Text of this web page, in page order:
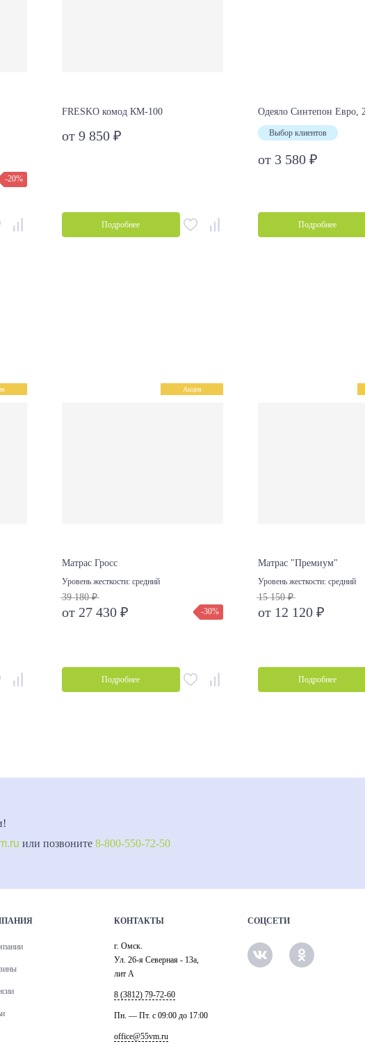
-20%
FRESKO комод КМ-100
от 9 850 ₽
Подробнее
Одеяло Синтепон Евро,
Выбор клиентов
от 3 580 ₽
Подробнее
Акция
Матрас Гросс
Уровень жесткости: средний
39 180 ₽
от 27 430 ₽ -30%
Подробнее
Матрас "Премиум"
Уровень жесткости: средний
15 150 ₽
от 12 120 ₽
Подробнее
или позвоните 8-800-550-72-50
КОНТАКТЫ
г. Омск.
Ул. 26-я Северная - 13а,
лит А
8 (3812) 79-72-60
Пн. — Пт. c 09:00 до 17:00
office@55vm.ru
СОЦСЕТИ